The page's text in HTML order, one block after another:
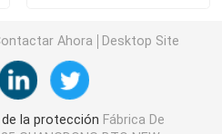
Ahora Desktop Site
la protección Fábrica De